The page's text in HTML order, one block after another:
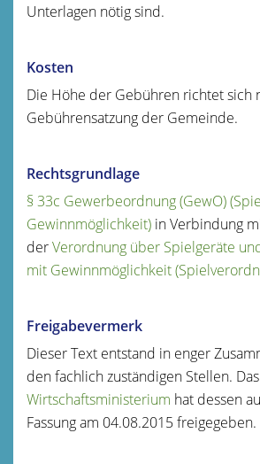
Unterlagen nötig sind.
Kosten
Die Höhe der Gebühren richtet sich
Gebührensatzung der Gemeinde.
Rechtsgrundlage
§ 33c Gewerbeordnung (GewO)
Gewinnmöglichkeit) in Verbindung
derVerordnung über Spielgeräte
mit Gewinnmöglichkeit
Freigabevermerk
Dieser Text entstand in enger
den fachlich zuständigen Stellen. Das
Wirtschaftsministerium hat dessen
Fassung am 04.08.2015 freigegeben.